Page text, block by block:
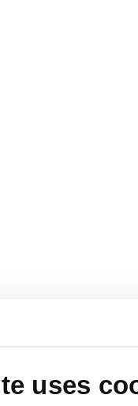
uses